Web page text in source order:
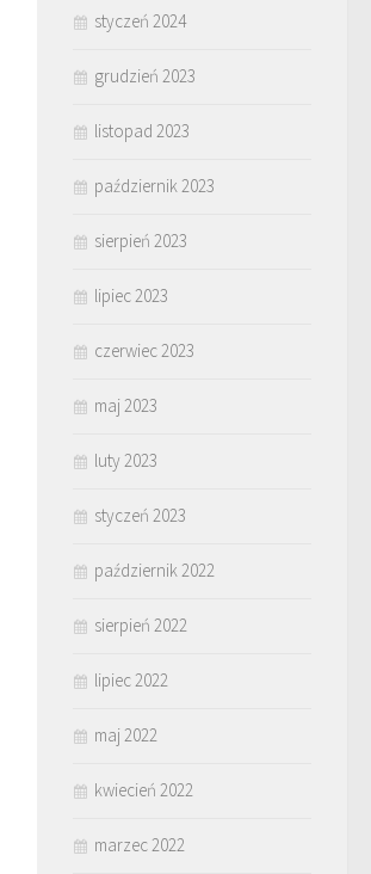
styczeń 2024
grudzień 2023
listopad 2023
październik 2023
sierpień 2023
lipiec 2023
czerwiec 2023
maj 2023
luty 2023
styczeń 2023
październik 2022
sierpień 2022
lipiec 2022
maj 2022
kwiecień 2022
marzec 2022